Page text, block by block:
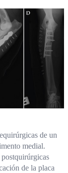
de un
medial.
de la placa